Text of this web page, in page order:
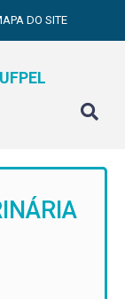
DO SITE
UFPEL